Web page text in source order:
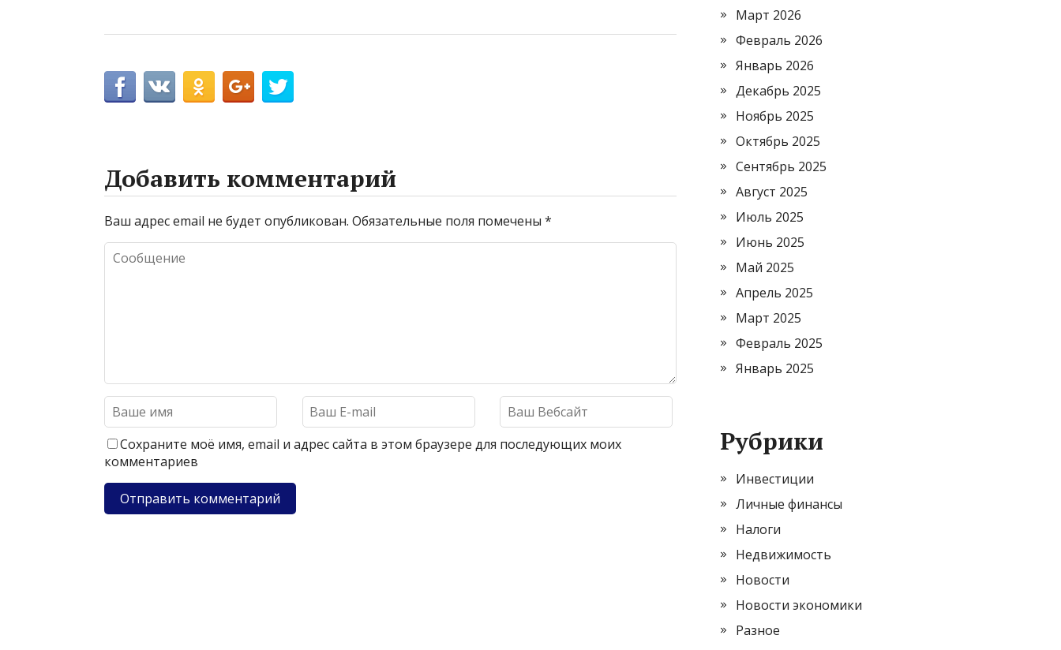
Добавить комментарий
Ваш адрес email не будет опубликован. Обязательные поля помечены *
Сохраните моё имя, email и адрес сайта в этом браузере для последующих моих
комментариев
Март 2026
Февраль 2026
Январь 2026
Декабрь 2025
Ноябрь 2025
Октябрь 2025
Сентябрь 2025
Август 2025
Июль 2025
Июнь 2025
Май 2025
Апрель 2025
Март 2025
Февраль 2025
Январь 2025
Рубрики
Инвестиции
Личные финансы
Налоги
Недвижимость
Новости
Новости экономики
Разное